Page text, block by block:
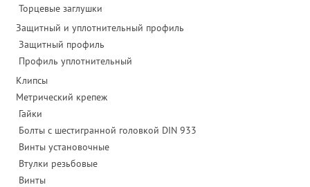
Торцевые заглушки
Защитный и уплотнительный профиль
Защитный профиль
Профиль уплотнительный
Клипсы
Метрический крепеж
Гайки
Болты с шестигранной головкой DIN 933
Винты установочные
Втулки резьбовые
Винты